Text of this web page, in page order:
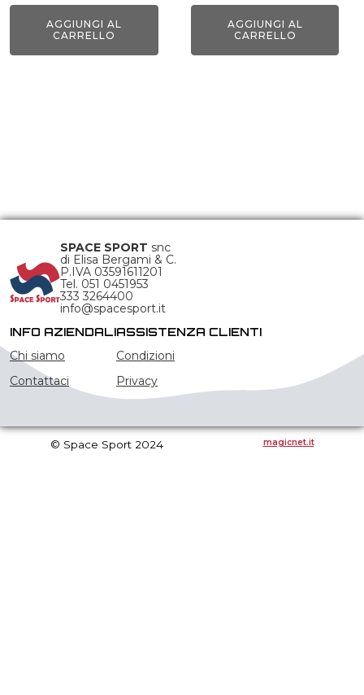
AGGIUNGI AL
CARRELLO
AGGIUNGI AL
CARRELLO
SPACE SPORT snc
di Elisa Bergami & C.
P.IVA 03591611201
Tel. 051 0451953
333 3264400
info@spacesport.it
INFO AZIENDALI
Chi siamo
Contattaci
ASSISTENZA CLIENTI
Condizioni
Privacy
© Space Sport 2024 magicnet.it